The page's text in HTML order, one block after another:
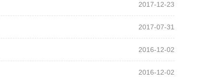
2017-12-23
2017-07-31
2016-12-02
2016-12-02